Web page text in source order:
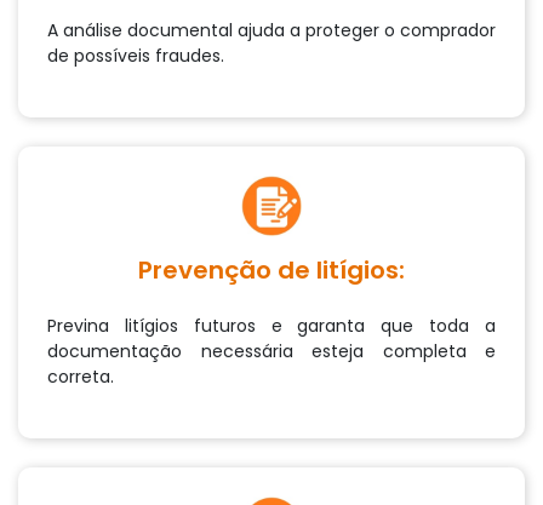
A análise documental ajuda a proteger o comprador
de possíveis fraudes.
Prevenção de litígios:
Previna litígios futuros e garanta que toda a
documentação necessária esteja completa e
correta.